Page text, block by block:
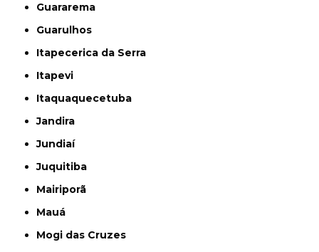
Guararema
Guarulhos
Itapecerica da Serra
Itapevi
Itaquaquecetuba
Jandira
Jundiaí
Juquitiba
Mairiporã
Mauá
Mogi das Cruzes